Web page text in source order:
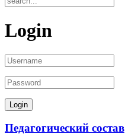
Login
Педагогический состав